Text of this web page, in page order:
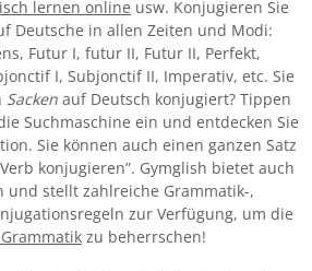
lernen online usw. Konjugieren Sie
Deutsche in allen Zeiten und Modi:
Futur I, futur II, Futur II, Perfekt,
I, Subjonctif II, Imperativ, etc. Sie
Sacken auf Deutsch konjugiert? Tippen
Suchmaschine ein und entdecken Sie
Sie können auch einen ganzen Satz
konjugieren”. Gymglish bietet auch
und stellt zahlreiche Grammatik-,
zur Verfügung, um die
zu beherrschen!